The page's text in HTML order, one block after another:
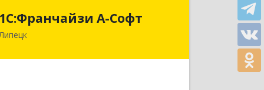
1С:Франчайзи А-Софт
Липецк
1С:Франчайзи А-Софт
398059, Липецкая обл, Липецк г,